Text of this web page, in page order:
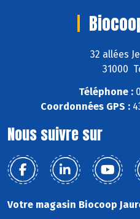
32 allées
31000
Téléphone :
Coordonnées GPS :
Nous suivre sur
Votre magasin Biocoop